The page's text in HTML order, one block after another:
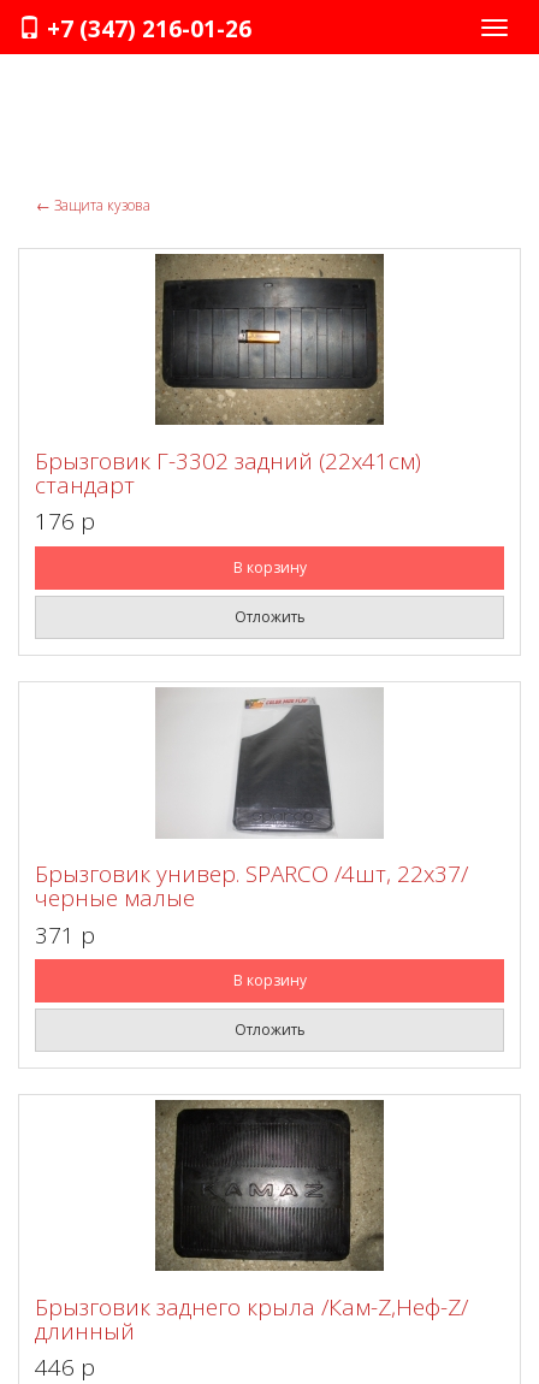
+7 (347) 216-01-26
← Защита кузова
Брызговик Г-3302 задний (22х41см)
стандарт
176 p
В корзину
Отложить
Брызговик универ. SPARCO /4шт, 22х37/
черные малые
371 p
В корзину
Отложить
Брызговик заднего крыла /Кам-Z,Неф-Z/
длинный
446 p